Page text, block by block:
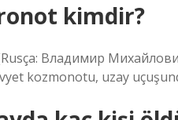
kimdir?
Владимир
kozmonotu, uzay